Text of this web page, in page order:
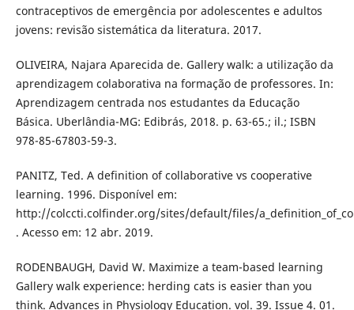
contraceptivos de emergência por adolescentes e adultos
jovens: revisão sistemática da literatura. 2017.
OLIVEIRA, Najara Aparecida de. Gallery walk: a utilização da
aprendizagem colaborativa na formação de professores. In:
Aprendizagem centrada nos estudantes da Educação
Básica. Uberlândia-MG: Edibrás, 2018. p. 63-65.; il.; ISBN
978-85-67803-59-3.
PANITZ, Ted. A definition of collaborative vs cooperative
learning. 1996. Disponível em:
http://colccti.colfinder.org/sites/default/files/
. Acesso em: 12 abr. 2019.
RODENBAUGH, David W. Maximize a team-based learning
Gallery walk experience: herding cats is easier than you
think. Advances in Physiology Education. vol. 39. Issue 4. 01.